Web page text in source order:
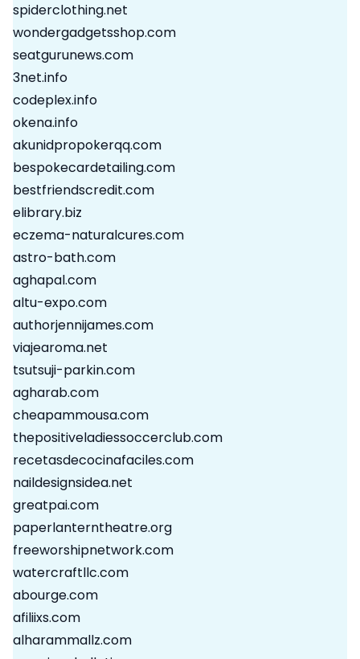
spiderclothing.net
wondergadgetsshop.com
seatgurunews.com
3net.info
codeplex.info
okena.info
akunidpropokerqq.com
bespokecardetailing.com
bestfriendscredit.com
elibrary.biz
eczema-naturalcures.com
astro-bath.com
aghapal.com
altu-expo.com
authorjennijames.com
viajearoma.net
tsutsuji-parkin.com
agharab.com
cheapammousa.com
thepositiveladiessoccerclub.com
recetasdecocinafaciles.com
naildesignsidea.net
greatpai.com
paperlanterntheatre.org
freeworshipnetwork.com
watercraftllc.com
abourge.com
afiliixs.com
alharammallz.com